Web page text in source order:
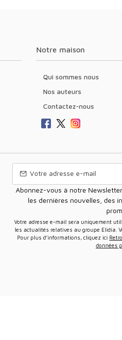
Notre maison
Qui sommes nous
Nos auteurs
Contactez-nous
Abonnez-vous à notre
les dernières nouvelles, des
Votre adresse e-mail sera uniquement utilisée pour vous envoyer des informations sur
les actualités relatives au groupe Elidia.
Pour plus d’informations, cliquez ici
données